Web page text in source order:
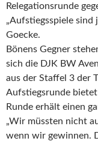
Relegationsrunde
„Aufstiegsspiele sind
Goecke.
Bönens Gegner
sich die DJK BW
aus der Staffel 3 der
Aufstiegsrunde
Runde erhält einen
„Wir müssten nicht
wenn wir gewinnen.